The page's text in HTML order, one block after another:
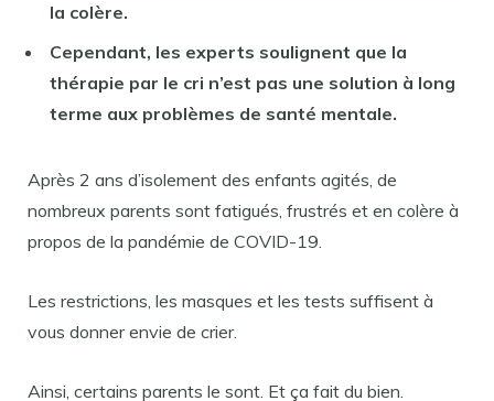
la colère.
Cependant, les experts soulignent que la
thérapie par le cri n’est pas une solution à long
terme aux problèmes de santé mentale.
Après 2 ans d’isolement des enfants agités, de
nombreux parents sont fatigués, frustrés et en colère à
propos de la pandémie de COVID-19.
Les restrictions, les masques et les tests suffisent à
vous donner envie de crier.
Ainsi, certains parents le sont. Et ça fait du bien.